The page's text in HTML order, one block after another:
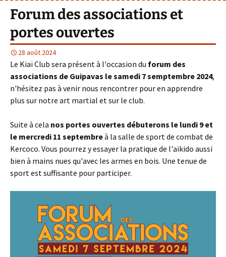
Forum des associations et
portes ouvertes
28 août 2024
Le Kiaï Club sera présent à l'occasion du forum des
associations de Guipavas le samedi 7 semptembre 2024,
n'hésitez pas à venir nous rencontrer pour en apprendre
plus sur notre art martial et sur le club.
Suite à cela nos portes ouvertes débuterons le lundi 9 et
le mercredi 11 septembreà la salle de sport de combat de
Kercoco. Vous pourrez y essayer la pratique de l'aïkido aussi
bien à mains nues qu'avec les armes en bois. Une tenue de
sport est suffisante pour participer.